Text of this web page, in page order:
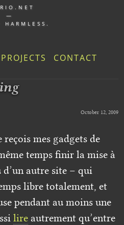
—
HARMLESS.
PROJECTS CONTACT
October 12, 2009
mes gadgets de
temps finir la mise à
autre site – qui
libre totalement, et
pendant au moins une
lire autrement qu’entre